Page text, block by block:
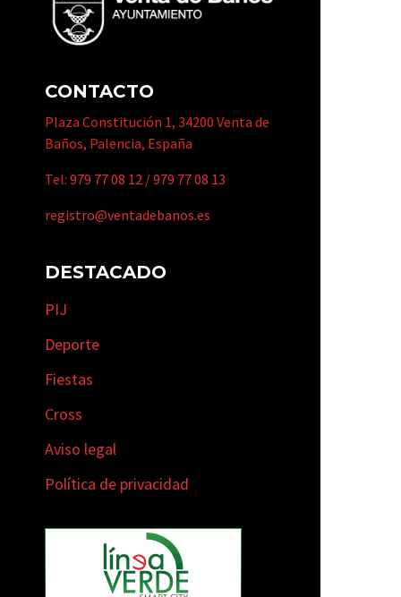
CONTACTO
Plaza Constitución 1, 34200 Venta de
Baños, Palencia, España
Tel: 979 77 08 12 /979 77 08 13
registro@ventadebanos.es
DESTACADO
PIJ
Deporte
Fiestas
Cross
Aviso legal
Política de privacidad